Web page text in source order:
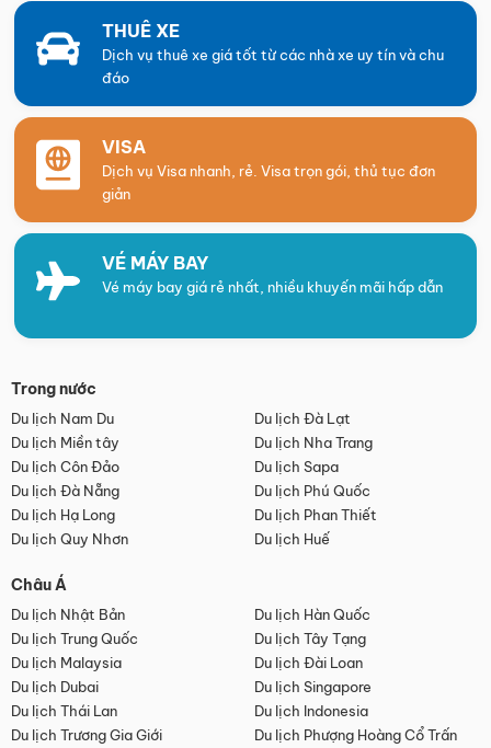
THUÊ XE
Dịch vụ thuê xe giá tốt từ các nhà xe uy tín và chu
đáo
VISA
Dịch vụ Visa nhanh, rẻ. Visa trọn gói, thủ tục đơn
giản
VÉ MÁY BAY
Vé máy bay giá rẻ nhất, nhiều khuyến mãi hấp dẫn
Trong nước
Du lịch Nam Du
Du lịch Đà Lạt
Du lịch Miền tây
Du lịch Nha Trang
Du lịch Côn Đảo
Du lịch Sapa
Du lịch Đà Nẵng
Du lịch Phú Quốc
Du lịch Hạ Long
Du lịch Phan Thiết
Du lịch Quy Nhơn
Du lịch Huế
Châu Á
Du lịch Nhật Bản
Du lịch Hàn Quốc
Du lịch Trung Quốc
Du lịch Tây Tạng
Du lịch Malaysia
Du lịch Đài Loan
Du lịch Dubai
Du lịch Singapore
Du lịch Thái Lan
Du lịch Indonesia
Du lịch Trương Gia Giới
Du lịch Phượng Hoàng Cổ Trấn